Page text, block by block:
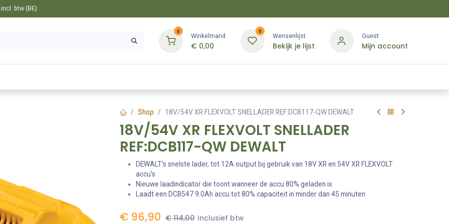
btw (BE)
0
Winkelmand
€ 0,00
0
Wensenlijst
Bekijk je lijst
Guest
Mijn account
Shop 18V/54V XR FLEXVOLT SNELLADER REF:DCB117-QW DEWALT
18V/54V XR FLEXVOLT SNELLADER
REF:DCB117-QW DEWALT
DEWALT's snelste lader, tot 12A output bij gebruik van 18V XR en 54V XR FLEXVOLT
accu's
Nieuwe laadindicator die toont wanneer de accu 80% geladen is
Laadt een DCB547 9.0Ah accu tot 80% capaciteit in minder dan 45 minuten
€ 96,90 €114,00 Inclusief btw